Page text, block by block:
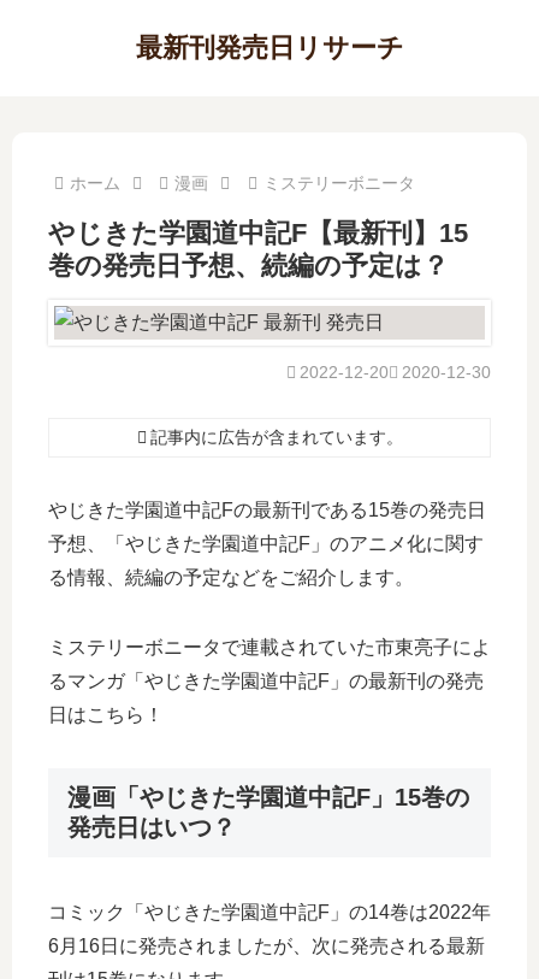
最新刊発売日リサーチ
ホーム 漫画 ミステリーボニータ
やじきた学園道中記F【最新刊】15
巻の発売日予想、続編の予定は？
2020-12-30
2022-12-20
記事内に広告が含まれています。
やじきた学園道中記Fの最新刊である15巻の発売日
予想、「やじきた学園道中記F」のアニメ化に関す
る情報、続編の予定などをご紹介します。
ミステリーボニータで連載されていた市東亮子によ
るマンガ「やじきた学園道中記F」の最新刊の発売
日はこちら！
漫画「やじきた学園道中記F」15巻の
発売日はいつ？
コミック「やじきた学園道中記F」の14巻は2022年
6月16日に発売されましたが、次に発売される最新